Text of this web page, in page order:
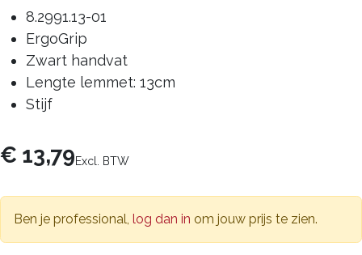
8.2991.13-01
ErgoGrip
Zwart handvat
Lengte lemmet: 13cm
Stijf
€ 13,79Excl. BTW
Ben je professional, log dan in om jouw prijs te zien.